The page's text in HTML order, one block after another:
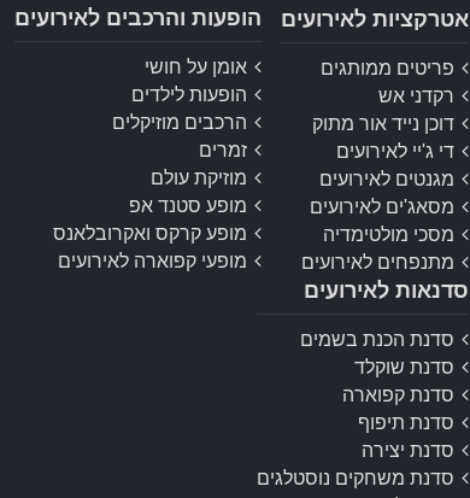
אטרקציות לאירועים
פריטים ממותגים
רקדני אש
דוכן נייד אור מתוק
די ג'יי לאירועים
מגנטים לאירועים
מסאג'ים לאירועים
מסכי מולטימדיה
מתנפחים לאירועים
הופעות והרכבים לאירועים
אומן על חושי
הופעות לילדים
הרכבים מוזיקלים
זמרים
מוזיקת עולם
מופע סטנד אפ
מופע קרקס ואקרובלאנס
מופעי קפוארה לאירועים
סדנאות לאירועים
סדנת הכנת בשמים
סדנת שוקלד
סדנת קפוארה
סדנת תיפוף
סדנת יצירה
סדנת משחקים נוסטלגים